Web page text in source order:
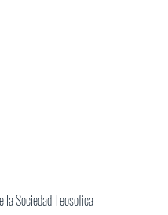
la Sociedad Teosofica